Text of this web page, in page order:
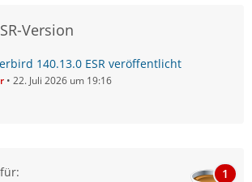
Version
140.13.0 ESR veröffentlicht
22. Juli 2026 um 19:16
1